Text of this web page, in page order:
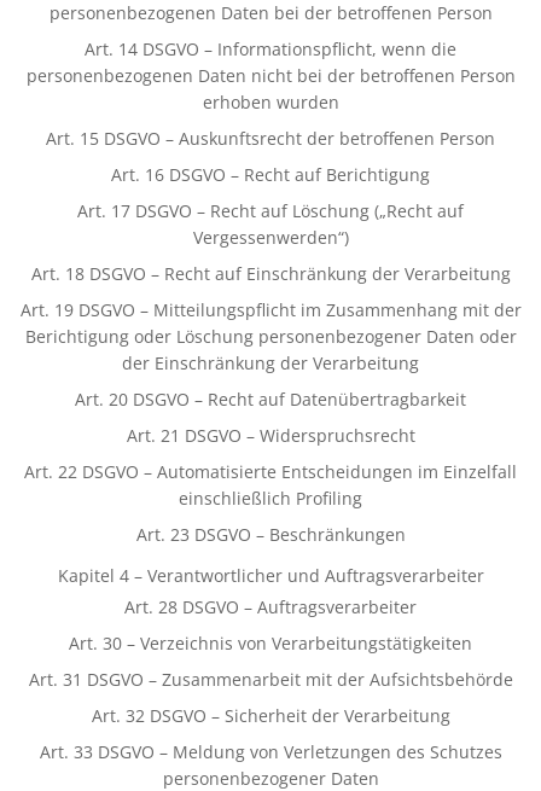
personenbezogenen Daten bei der betroffenen Person
Art. 14 DSGVO – Informationspflicht, wenn die
personenbezogenen Daten nicht bei der betroffenen Person
erhoben wurden
Art. 15 DSGVO – Auskunftsrecht der betroffenen Person
Art. 16 DSGVO – Recht auf Berichtigung
Art. 17 DSGVO – Recht auf Löschung („Recht auf
Vergessenwerden“)
Art. 18 DSGVO – Recht auf Einschränkung der Verarbeitung
Art. 19 DSGVO – Mitteilungspflicht im Zusammenhang mit der
Berichtigung oder Löschung personenbezogener Daten oder
der Einschränkung der Verarbeitung
Art. 20 DSGVO – Recht auf Datenübertragbarkeit
Art. 21 DSGVO – Widerspruchsrecht
Art. 22 DSGVO – Automatisierte Entscheidungen im Einzelfall
einschließlich Profiling
Art. 23 DSGVO – Beschränkungen
Kapitel 4 – Verantwortlicher und Auftragsverarbeiter
Art. 28 DSGVO – Auftragsverarbeiter
Art. 30 – Verzeichnis von Verarbeitungstätigkeiten
Art. 31 DSGVO – Zusammenarbeit mit der Aufsichtsbehörde
Art. 32 DSGVO – Sicherheit der Verarbeitung
Art. 33 DSGVO – Meldung von Verletzungen des Schutzes
personenbezogener Daten